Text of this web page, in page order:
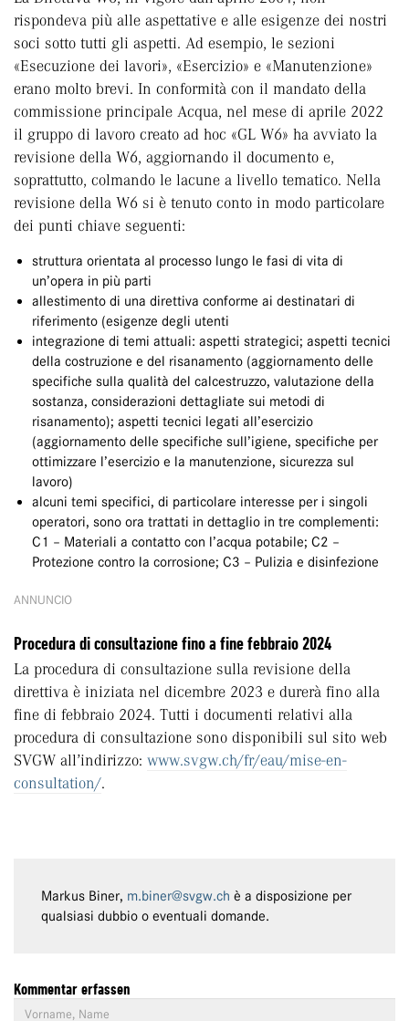
rispondeva più alle aspettative e alle esigenze dei nostri
soci sotto tutti gli aspetti. Ad esempio, le sezioni
«Esecuzione dei lavori», «Esercizio» e «Manutenzione»
erano molto brevi. In conformità con il mandato della
commissione principale Acqua, nel mese di aprile 2022
il gruppo di lavoro creato ad hoc «GL W6» ha avviato la
revisione della W6, aggiornando il documento e,
soprattutto, colmando le lacune a livello tematico. Nella
revisione della W6 si è tenuto conto in modo particolare
dei punti chiave seguenti:
struttura orientata al processo lungo le fasi di vita di
un’opera in più parti
allestimento di una direttiva conforme ai destinatari di
riferimento (esigenze degli utenti
integrazione di temi attuali: aspetti strategici; aspetti tecnici
della costruzione e del risanamento (aggiornamento delle
specifiche sulla qualità del calcestruzzo, valutazione della
sostanza, considerazioni dettagliate sui metodi di
risanamento); aspetti tecnici legati all’esercizio
(aggiornamento delle specifiche sull’igiene, specifiche per
ottimizzare l’esercizio e la manutenzione, sicurezza sul
lavoro)
alcuni temi specifici, di particolare interesse per i singoli
operatori, sono ora trattati in dettaglio in tre complementi:
C1 – Materiali a contatto con l’acqua potabile; C2 –
Protezione contro la corrosione; C3 – Pulizia e disinfezione
ANNUNCIO
Procedura di consultazione fino a fine febbraio 2024
La procedura di consultazione sulla revisione della
direttiva è iniziata nel dicembre 2023 e durerà fino alla
fine di febbraio 2024. Tutti i documenti relativi alla
procedura di consultazione sono disponibili sul sito web
SVGW all’indirizzo: www.svgw.ch/fr/eau/mise-en-
consultation/.
Markus Biner, m.biner@svgw.ch è a disposizione per
qualsiasi dubbio o eventuali domande.
Kommentar erfassen